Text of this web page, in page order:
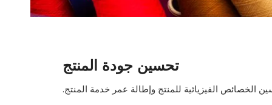
تحسين جودة المنتج
الخصائص الفيزيائية للمنتج وإطالة عمر خدمة المنتج.